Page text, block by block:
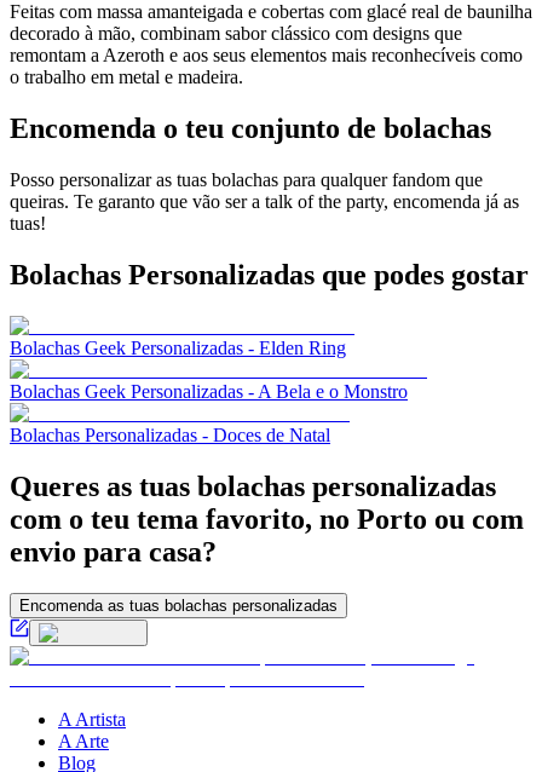
Feitas com massa amanteigada e cobertas com glacé real de baunilha
decorado à mão, combinam sabor clássico com designs que
remontam a Azeroth e aos seus elementos mais reconhecíveis como
o trabalho em metal e madeira.
Encomenda o teu conjunto de bolachas
Posso personalizar as tuas bolachas para qualquer fandom que
queiras. Te garanto que vão ser a talk of the party, encomenda já as
tuas!
Bolachas Personalizadas que podes gostar
Bolachas Geek Personalizadas - Elden Ring
Bolachas Geek Personalizadas - A Bela e o Monstro
Bolachas Personalizadas - Doces de Natal
Queres as tuas bolachas personalizadas
com o teu tema favorito, no Porto ou com
envio para casa?
Encomenda as tuas bolachas personalizadas
A Artista
A Arte
Blog